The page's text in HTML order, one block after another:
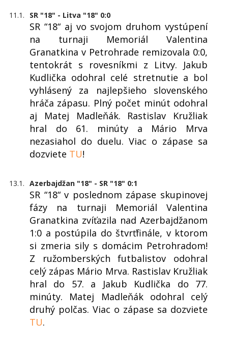
11.1. SR "18" - Litva "18" 0:0
SR “18“ aj vo svojom druhom vystúpení
na turnaji Memoriál Valentina
Granatkina v Petrohrade remizovala 0:0,
tentokrát s rovesníkmi z Litvy. Jakub
Kudlička odohral celé stretnutie a bol
vyhlásený za najlepšieho slovenského
hráča zápasu. Plný počet minút odohral
aj Matej Madleňák. Rastislav Kružliak
hral do 61. minúty a Mário Mrva
nezasiahol do duelu. Viac o zápase sa
dozviete TU!
13.1. Azerbajdžan "18" - SR "18" 0:1
SR “18“ v poslednom zápase skupinovej
fázy na turnaji Memoriál Valentina
Granatkina zvíťazila nad Azerbajdžanom
1:0 a postúpila do štvrťfinále, v ktorom
si zmeria sily s domácim Petrohradom!
Z ružomberských futbalistov odohral
celý zápas Mário Mrva. Rastislav Kružliak
hral do 57. a Jakub Kudlička do 77.
minúty. Matej Madleňák odohral celý
druhý polčas. Viac o zápase sa dozviete
TU.